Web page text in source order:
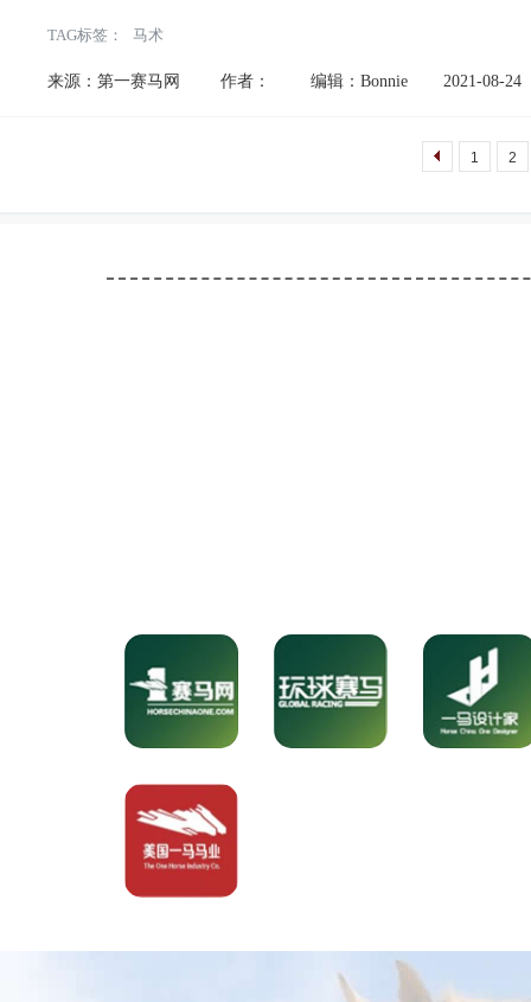
TAG标签： 马术
来源：第一赛马网 作者： 编辑：Bonnie 2021-08-24
1 2